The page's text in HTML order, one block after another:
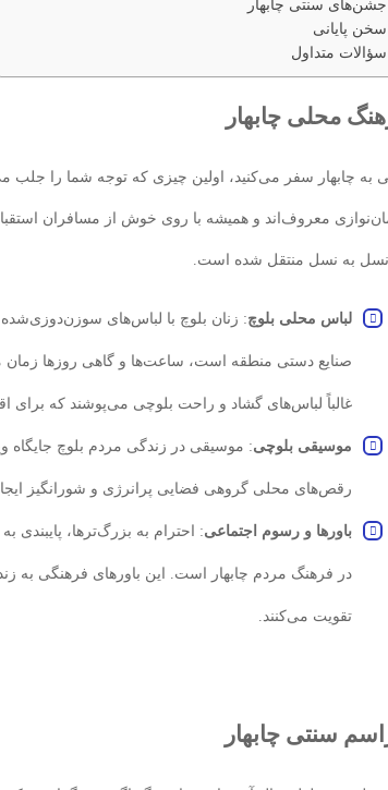
جشن‌های سنتی چابهار
سخن پایانی
سؤالات متداول
محلی چابهار
به چابهار سفر می‌کنید، اولین چیزی که توجه شما را جلب
معروف‌اند و همیشه با روی خوش از مسافران
به نسل منتقل شده است.
لباس محلی بلوچ: زنان بلوچ با لباس‌های
صنایع دستی منطقه است، ساعت‌ها و گاهی روزها زمان
غالباً لباس‌های گشاد و راحت بلوچی می‌پوشند که برای
موسیقی بلوچی: موسیقی در زندگی مردم بلوچ جایگاه
رقص‌های محلی گروهی فضایی پرانرژی و شورانگیز
باورها و رسوم اجتماعی: احترام به بزرگ‌ترها، پایبندی
در فرهنگ مردم چابهار است. این باورهای فرهنگی به
تقویت می‌کنند.
سنتی چابهار